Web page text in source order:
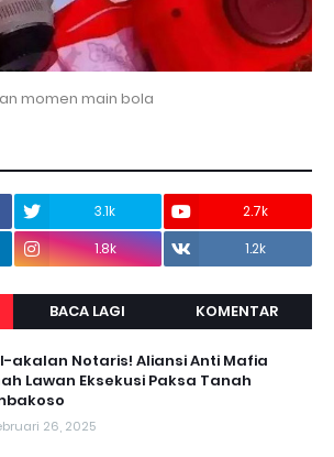
momen main bola
3.1k
2.7k
1.8k 1.2k
BACA LAGI KOMENTAR
akalan Notaris! Aliansi Anti Mafia
Lawan Eksekusi Paksa Tanah
26, 2025